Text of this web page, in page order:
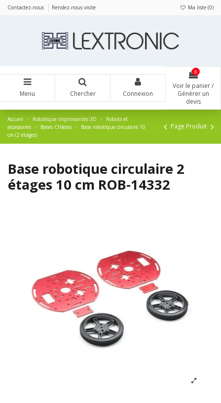
Contactez-nous Rendez-nous visite Ma liste (0)
Menu Chercher Connexion
0
Voir le panier /
Générer un
devis
Accueil Robotique Imprimantes 3D
Robots et
accessoires
Bases Châssis
Base robotique circulaire 10
cm (2 étages)
Page Produit
Base robotique circulaire 2
étages 10 cm ROB-14332
Panneau de gestion des cookies